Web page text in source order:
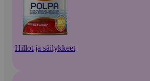
Hillot ja säilykkeet